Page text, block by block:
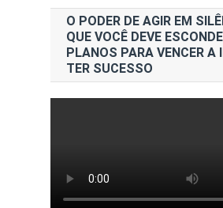
O PODER DE AGIR EM
QUE VOCÊ DEVE
PLANOS PARA VENCER A
TER SUCESSO